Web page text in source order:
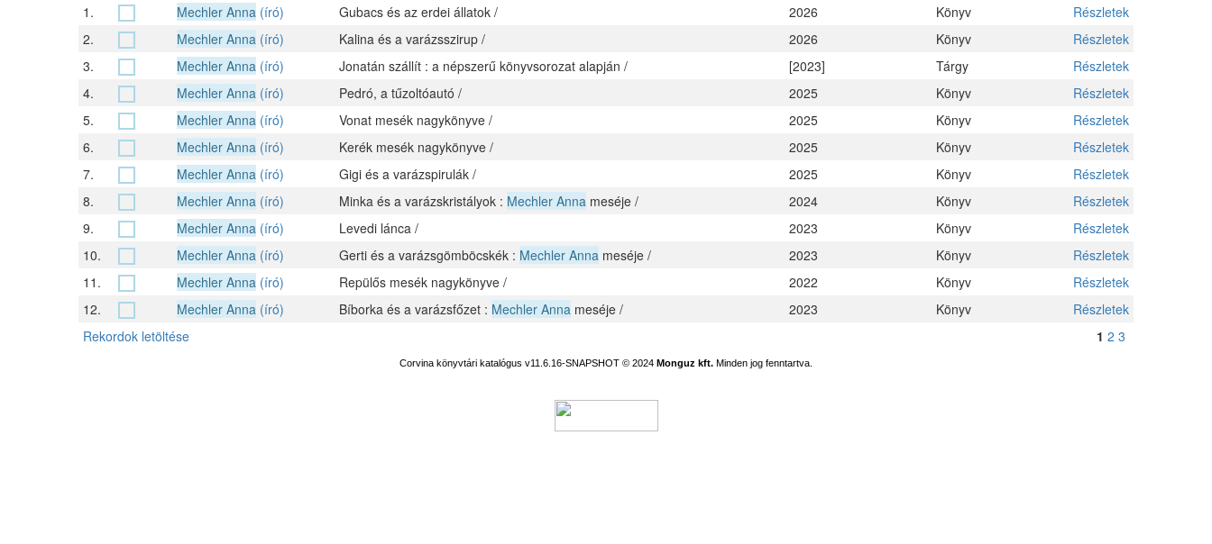
1.
Mechler Anna (író) Gubacs és az erdei állatok / 2026 Könyv
Részletek
2.
Mechler Anna (író) Kalina és a varázsszirup / 2026 Könyv
Részletek
3.
Mechler Anna (író) Jonatán szállít : a népszerű könyvsorozat alapján / [2023] Tárgy
Részletek
4.
Mechler Anna (író) Pedró, a tűzoltóautó / 2025 Könyv
Részletek
5.
Mechler Anna (író) Vonat mesék nagykönyve / 2025 Könyv
Részletek
6.
Mechler Anna (író) Kerék mesék nagykönyve / 2025 Könyv
Részletek
7.
Mechler Anna (író) Gigi és a varázspirulák / 2025 Könyv
Részletek
8.
Mechler Anna (író) Minka és a varázskristályok : Mechler Anna meséje / 2024 Könyv
Részletek
9.
Mechler Anna (író) Levedi lánca / 2023 Könyv
Részletek
10.
Mechler Anna (író) Gerti és a varázsgömböcskék : Mechler Anna meséje / 2023 Könyv
Részletek
11.
Mechler Anna (író) Repülős mesék nagykönyve / 2022 Könyv
Részletek
12.
Mechler Anna (író) Bíborka és a varázsfőzet : Mechler Anna meséje / 2023 Könyv
Részletek
Rekordok letöltése
1 2 3
Corvina könyvtári katalógus v11.6.16-SNAPSHOT © 2024 Monguz kft. Minden jog fenntartva.